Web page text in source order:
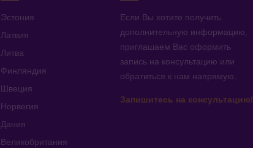
Эстония
Латвия
Литва
Финляндия
Швеция
Норвегия
Дания
Великобритания
Если Вы хотите получить
дополнительную информацию,
приглашаем Вас оформить
запись на консультацию или
обратиться к нам напрямую.
Запишитесь на консультацию!